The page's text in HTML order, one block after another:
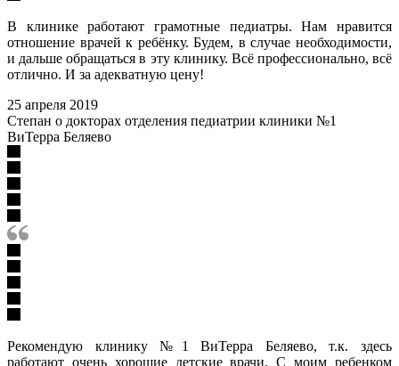
В клинике работают грамотные педиатры. Нам нравится
отношение врачей к ребёнку. Будем, в случае необходимости,
и дальше обращаться в эту клинику. Всё профессионально, всё
отлично. И за адекватную цену!
25 апреля 2019
Степан о докторах отделения педиатрии клиники №1
ВиТерра Беляево
Рекомендую клинику №1 ВиТерра Беляево, т.к. здесь
работают очень хорошие детские врачи. С моим ребенком